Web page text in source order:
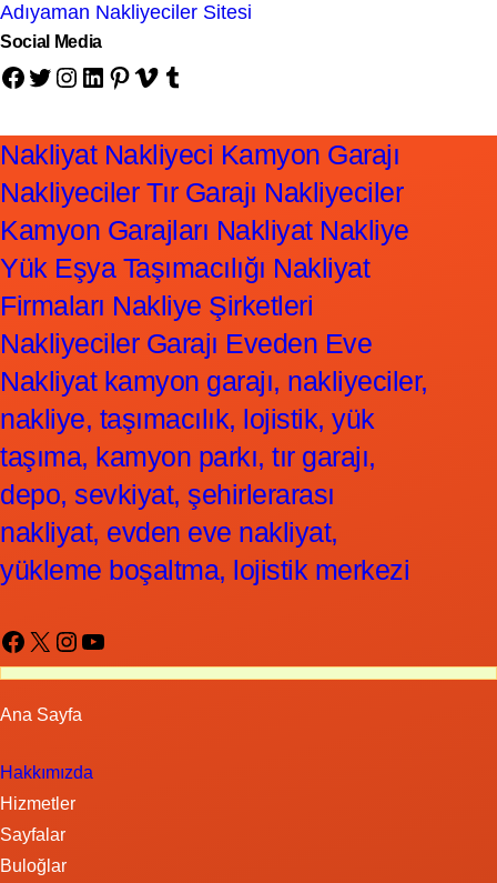
Adıyaman Nakliyeciler Sitesi
Social Media
Facebook Twitter Instagram LinkedIn Pinterest Vimeo Tumblr
Nakliyat Nakliyeci Kamyon Garajı
Nakliyeciler Tır Garajı Nakliyeciler
Kamyon Garajları Nakliyat Nakliye
Yük Eşya Taşımacılığı Nakliyat
Firmaları Nakliye Şirketleri
Nakliyeciler Garajı Eveden Eve
Nakliyat kamyon garajı, nakliyeciler,
nakliye, taşımacılık, lojistik, yük
taşıma, kamyon parkı, tır garajı,
depo, sevkiyat, şehirlerarası
nakliyat, evden eve nakliyat,
yükleme boşaltma, lojistik merkezi
Facebook X Instagram YouTube
Ana Sayfa
Hakkımızda
Hizmetler
Sayfalar
Buloğlar